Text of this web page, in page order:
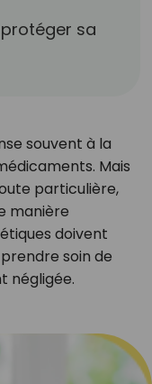
protéger sa
souvent à la
Mais
particulière,
manière
doivent
soin de
négligée.